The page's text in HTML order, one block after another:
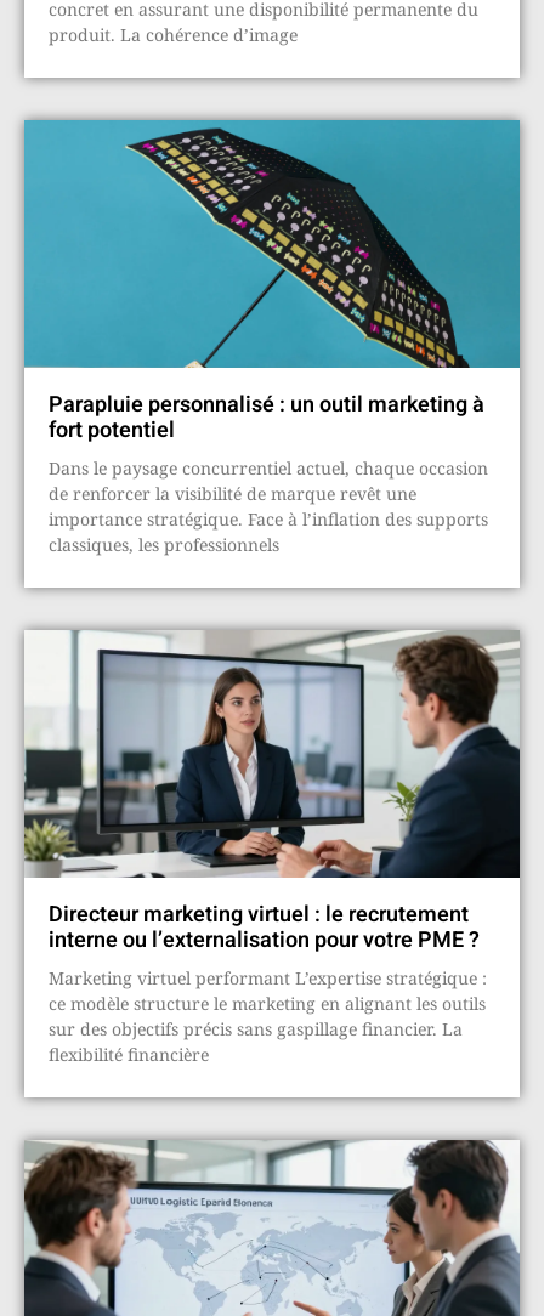
concret en assurant une disponibilité permanente du
produit. La cohérence d’image
Parapluie personnalisé : un outil marketing à
fort potentiel
Dans le paysage concurrentiel actuel, chaque occasion
de renforcer la visibilité de marque revêt une
importance stratégique. Face à l’inflation des supports
classiques, les professionnels
Directeur marketing virtuel : le recrutement
interne ou l’externalisation pour votre PME ?
Marketing virtuel performant L’expertise stratégique :
ce modèle structure le marketing en alignant les outils
sur des objectifs précis sans gaspillage financier. La
flexibilité financière